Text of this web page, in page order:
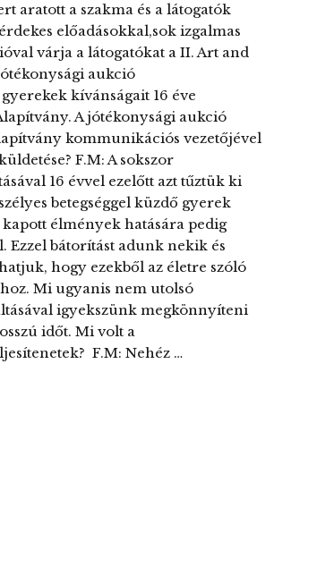
aratott a szakma és a látogatók
előadásokkal,sok izgalmas
várja a látogatókat a II. Art and
aukció
kívánságait 16 éve
A jótékonysági aukció
kommunikációs vezetőjével
F.M: A sokszor
16 évvel ezelőtt azt tűztük ki
betegséggel küzdő gyerek
élmények hatására pedig
Ezzel bátorítást adunk nekik és
hogy ezekből az életre szóló
Mi ugyanis nem utolsó
igyekszünk megkönnyíteni
időt. Mi volt a
F.M: Nehéz …